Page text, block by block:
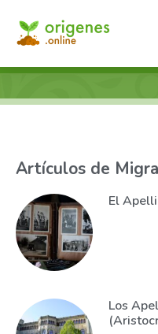
Artículos de
El
Los